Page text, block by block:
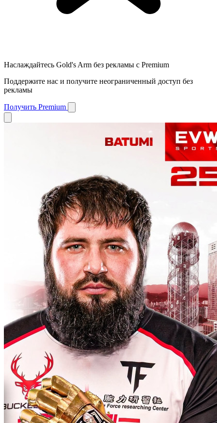
Наслаждайтесь Gold's Arm без рекламы с Premium
Поддержите нас и получите неограниченный доступ без
рекламы
Получить Premium